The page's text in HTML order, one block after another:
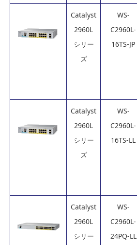
Catalyst
2960L
シリー
ズ
WS-
C2960L-
16TS-JP
Catalyst
2960L
シリー
ズ
WS-
C2960L-
16TS-LL
Catalyst
2960L
シリー
WS-
C2960L-
24PQ-LL